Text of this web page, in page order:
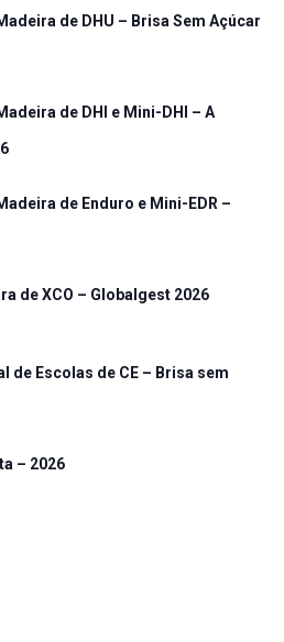
de DHU – Brisa Sem Açúcar
de DHI e Mini-DHI – A
de Enduro e Mini-EDR –
de XCO – Globalgest 2026
de Escolas de CE – Brisa sem
– 2026